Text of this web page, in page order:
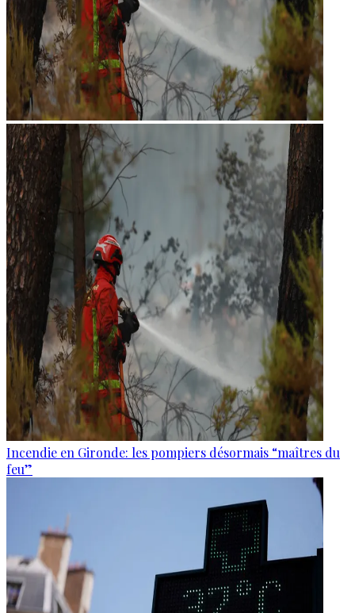
Incendie en Gironde: les pompiers désormais “maîtres du
feu”